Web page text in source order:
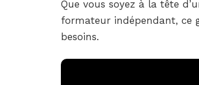
Que vous soyez à la tête
formateur indépendant, ce
besoins.